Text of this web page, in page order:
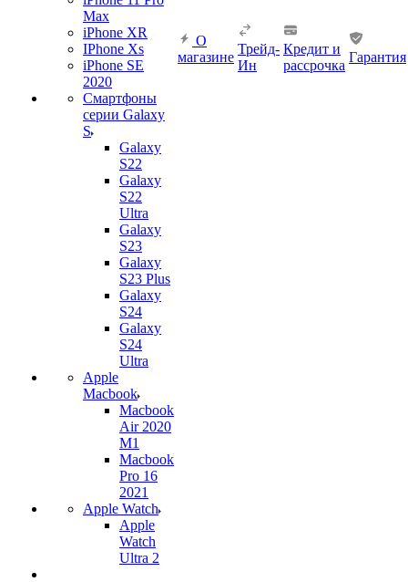
Max
iPhone XR
IPhone Xs
iPhone SE
2020
Смартфоны
серии Galaxy
S
Galaxy
S22
Galaxy
S22
Ultra
Galaxy
S23
Galaxy
S23 Plus
Galaxy
S24
Galaxy
S24
Ultra
Apple
Macbook
Macbook
Air 2020
M1
Macbook
Pro 16
2021
Apple Watch
Apple
Watch
Ultra 2
О
магазине
Трейд-
Ин
Кредит и
рассрочка
Гарантия